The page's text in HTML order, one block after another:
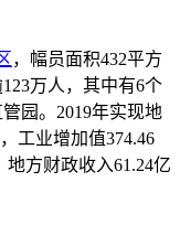
，幅员面积432平方
万人，其中有6个
园。2019年实现地
工业增加值374.46
方财政收入61.24亿